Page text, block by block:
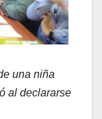
una niña
al declararse